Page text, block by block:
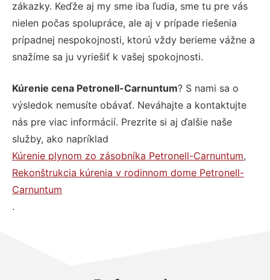
zákazky. Keďže aj my sme iba ľudia, sme tu pre vás
nielen počas spolupráce, ale aj v prípade riešenia
prípadnej nespokojnosti, ktorú vždy berieme vážne a
snažíme sa ju vyriešiť k vašej spokojnosti.
Kúrenie cena Petronell-Carnuntum? S nami sa o
výsledok nemusíte obávať. Neváhajte a kontaktujte
nás pre viac informácií. Prezrite si aj ďalšie naše
služby, ako napríklad
Kúrenie plynom zo zásobníka Petronell-Carnuntum,
Rekonštrukcia kúrenia v rodinnom dome Petronell-
Carnuntum
.